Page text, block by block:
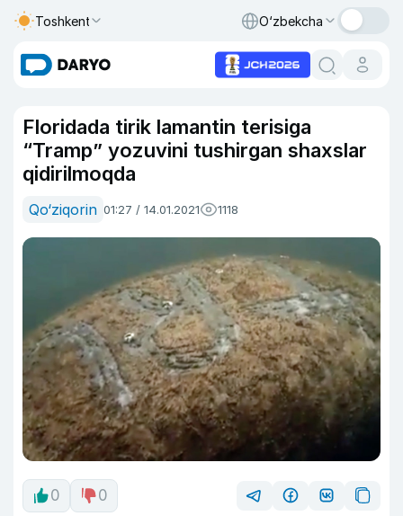
Toshkent O‘zbekcha
Floridada tirik lamantin terisiga
“Tramp” yozuvini tushirgan shaxslar
qidirilmoqda
Qo‘ziqorin 01:27 / 14.01.2021 1118
0 0